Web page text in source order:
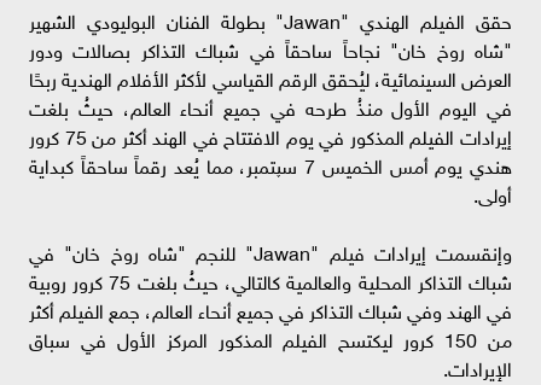
حقق الفيلم الهندي "Jawan" بطولة الفنان البوليودي الشهير
"شاه روخ خان" نجاحاً ساحقاً في شباك التذاكر بصالات ودور
العرض السينمائية، ليُحقق الرقم القياسي لأكثر الأفلام الهندية ربحًا
في اليوم الأول منذُ طرحه في جميع أنحاء العالم، حيثُ بلغت
إيرادات الفيلم المذكور في يوم الافتتاح في الهند أكثر من 75 كرور
هندي يوم أمس الخميس 7 سپتمبر، مما يُعد رقماً ساحقاً كبداية
أولى.
وإنقسمت إيرادات فيلم "Jawan" للنجم "شاه روخ خان" في
شباك التذاكر المحلية والعالمية كالتالي، حيثُ بلغت 75 كرور روبية
في الهند وفي شباك التذاكر في جميع أنحاء العالم، جمع الفيلم أكثر
من 150 كرور ليكتسح الفيلم المذكور المركز الأول في سباق
الإيرادات.